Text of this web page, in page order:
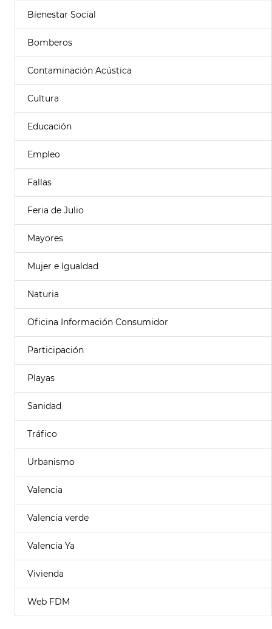
Bienestar Social
Bomberos
Contaminación Acústica
Cultura
Educación
Empleo
Fallas
Feria de Julio
Mayores
Mujer e Igualdad
Naturia
Oficina Información Consumidor
Participación
Playas
Sanidad
Tráfico
Urbanismo
Valencia
Valencia verde
Valencia Ya
Vivienda
Web FDM